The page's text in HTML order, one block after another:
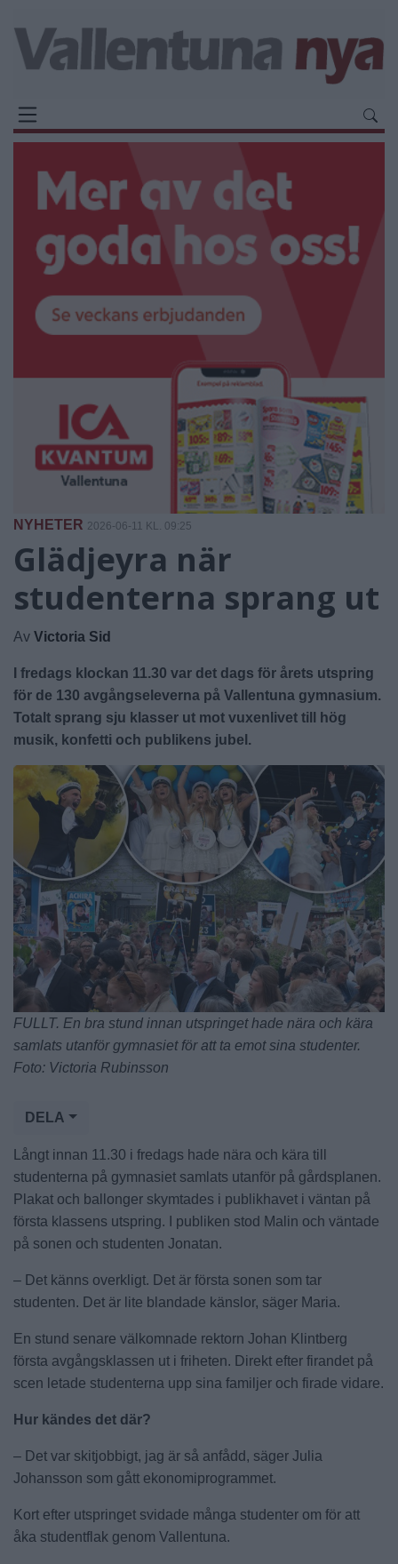
NYHETER 2026-06-11 KL. 09:25
Glädjeyra när
studenterna sprang ut
Av Victoria Sid
I fredags klockan 11.30 var det dags för årets utspring
för de 130 avgångseleverna på Vallentuna gymnasium.
Totalt sprang sju klasser ut mot vuxenlivet till hög
musik, konfetti och publikens jubel.
FULLT. En bra stund innan utspringet hade nära och kära
samlats utanför gymnasiet för att ta emot sina studenter.
Foto: Victoria Rubinsson
DELA
Långt innan 11.30 i fredags hade nära och kära till
studenterna på gymnasiet samlats utanför på gårdsplanen.
Plakat och ballonger skymtades i publikhavet i väntan på
första klassens utspring. I publiken stod Malin och väntade
på sonen och studenten Jonatan.
– Det känns overkligt. Det är första sonen som tar
studenten. Det är lite blandade känslor, säger Maria.
En stund senare välkomnade rektorn Johan Klintberg
första avgångsklassen ut i friheten. Direkt efter firandet på
scen letade studenterna upp sina familjer och firade vidare.
Hur kändes det där?
– Det var skitjobbigt, jag är så anfådd, säger Julia
Johansson som gått ekonomiprogrammet.
Kort efter utspringet svidade många studenter om för att
åka studentflak genom Vallentuna.